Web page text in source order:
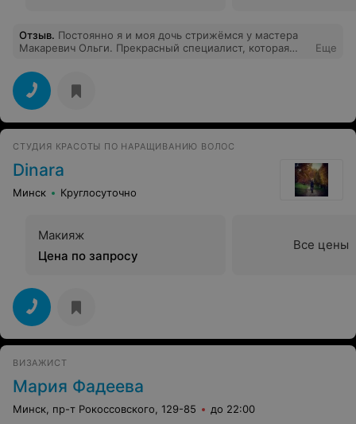
Отзыв. Постоянно я и моя дочь стрижёмся у мастера
Макаревич Ольги. Прекрасный специалист, которая
настроение. Побольше бы таких мастеров в службе
быта. Ольга своим трудом и отношением к клиентам
поднимает статус этой парикмахерской.
Еще
СТУДИЯ КРАСОТЫ ПО НАРАЩИВАНИЮ ВОЛОС
Dinara
Минск Круглосуточно
Макияж
Цена по запросу
Все цены
ВИЗАЖИСТ
Мария Фадеева
Минск, пр-т Рокоссовского, 129-85 до 22:00